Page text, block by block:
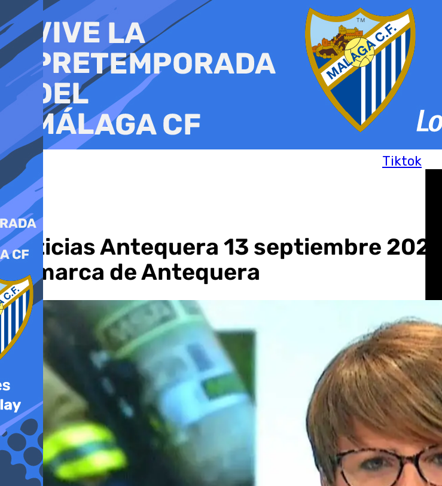
al
contenido
Tiktok
Noticias Antequera 13 septiembre
Comarca de Antequera